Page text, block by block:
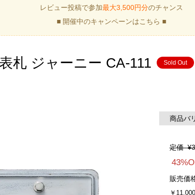
レビュー投稿で参加最大3,500円分のチャンス
■ 開催中のキャンペーンはこちら ■
札 ジャーニー CA-111 Sold Out
商品バ
定価
販売価
￥